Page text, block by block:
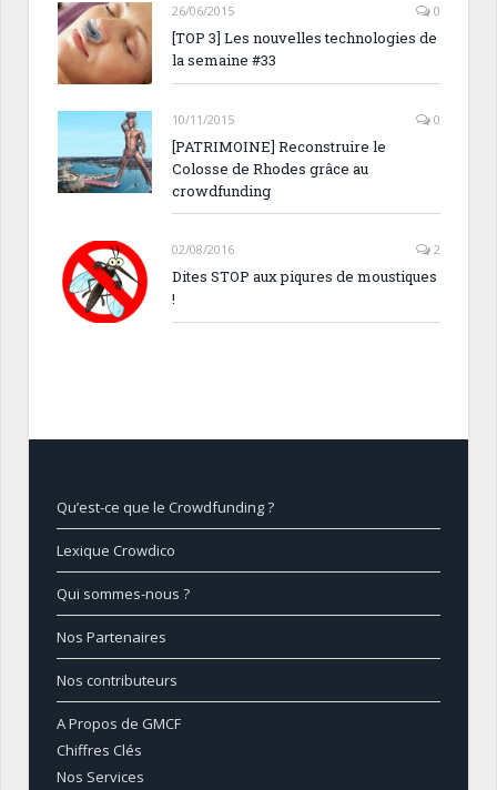
26/06/2015 0
[TOP 3] Les nouvelles technologies de
la semaine #33
10/11/2015 0
[PATRIMOINE] Reconstruire le
Colosse de Rhodes grâce au
crowdfunding
02/08/2016 2
Dites STOP aux piqures de moustiques
!
Qu’est-ce que le Crowdfunding ?
Lexique Crowdico
Qui sommes-nous ?
Nos Partenaires
Nos contributeurs
A Propos de GMCF
Chiffres Clés
Nos Services